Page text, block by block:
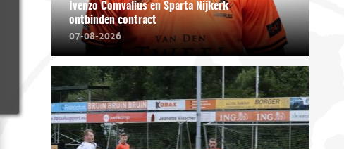
Ivenzo Comvalius en Sparta Nijkerk
ontbinden contract
07-08-2026